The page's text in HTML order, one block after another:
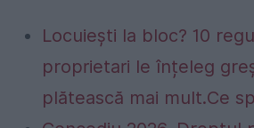
Locuiești la bloc? 10
proprietari le înțeleg
plătească mai mult.Ce